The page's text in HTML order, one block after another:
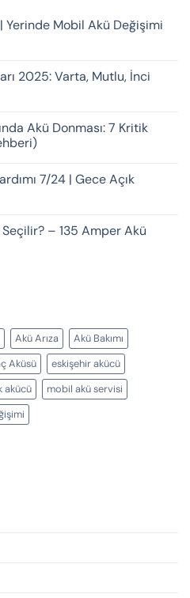
Yerinde Mobil Akü Değişimi
2025: Varta, Mutlu, İnci
Akü Donması: 7 Kritik
7/24 | Gece Açık
– 135 Amper Akü
Akü Arıza
Akü Bakımı
Aküsü
eskişehir akücü
akücü
mobil akü servisi